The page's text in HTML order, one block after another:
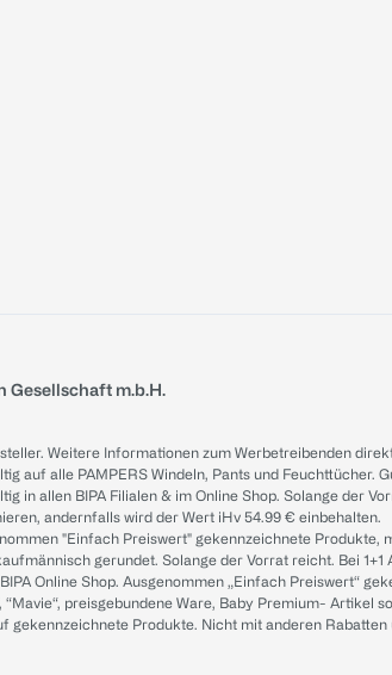
m.b.H.
Weitere Informationen zum Werbetreibenden
auf alle PAMPERS Windeln, Pants und
in allen BIPA Filialen & im Online Shop. Solange der
andernfalls wird der Wert iHv 54.99 € einbehalten.
"Einfach Preiswert" gekennzeichnete
gerundet. Solange der Vorrat reicht. Bei
Online Shop. Ausgenommen „Einfach Preiswert“
“Mavie“, preisgebundene Ware, Baby Premium-
gekennzeichnete Produkte. Nicht mit anderen